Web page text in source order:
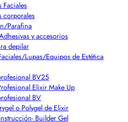
Faciales
corporales
Parafina
y accesorios
depilar
Lupas/Equipos de Estética
BV25
Elixir Make Up
BV
o Polygel de Elixir
Builder Gel